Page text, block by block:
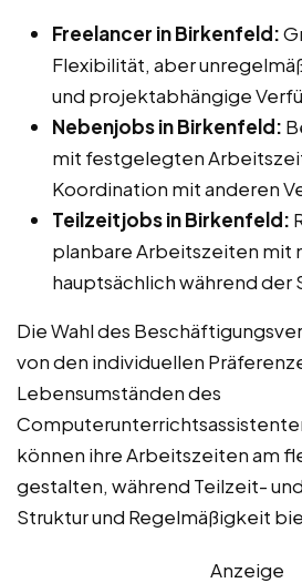
Freelancer in Birkenfeld:
Flexibilität, aber
und projektabhängige
Nebenjobs in Birkenfeld:
mit festgelegten
Koordination mit anderen
Teilzeitjobs in Birkenfeld:
planbare Arbeitszeiten mit
hauptsächlich während der
Die Wahl des
von den individuellen
Lebensumständen des
können ihre Arbeitszeiten am
gestalten, während Teilzeit-
Struktur und Regelmäßigkeit
Anzeige